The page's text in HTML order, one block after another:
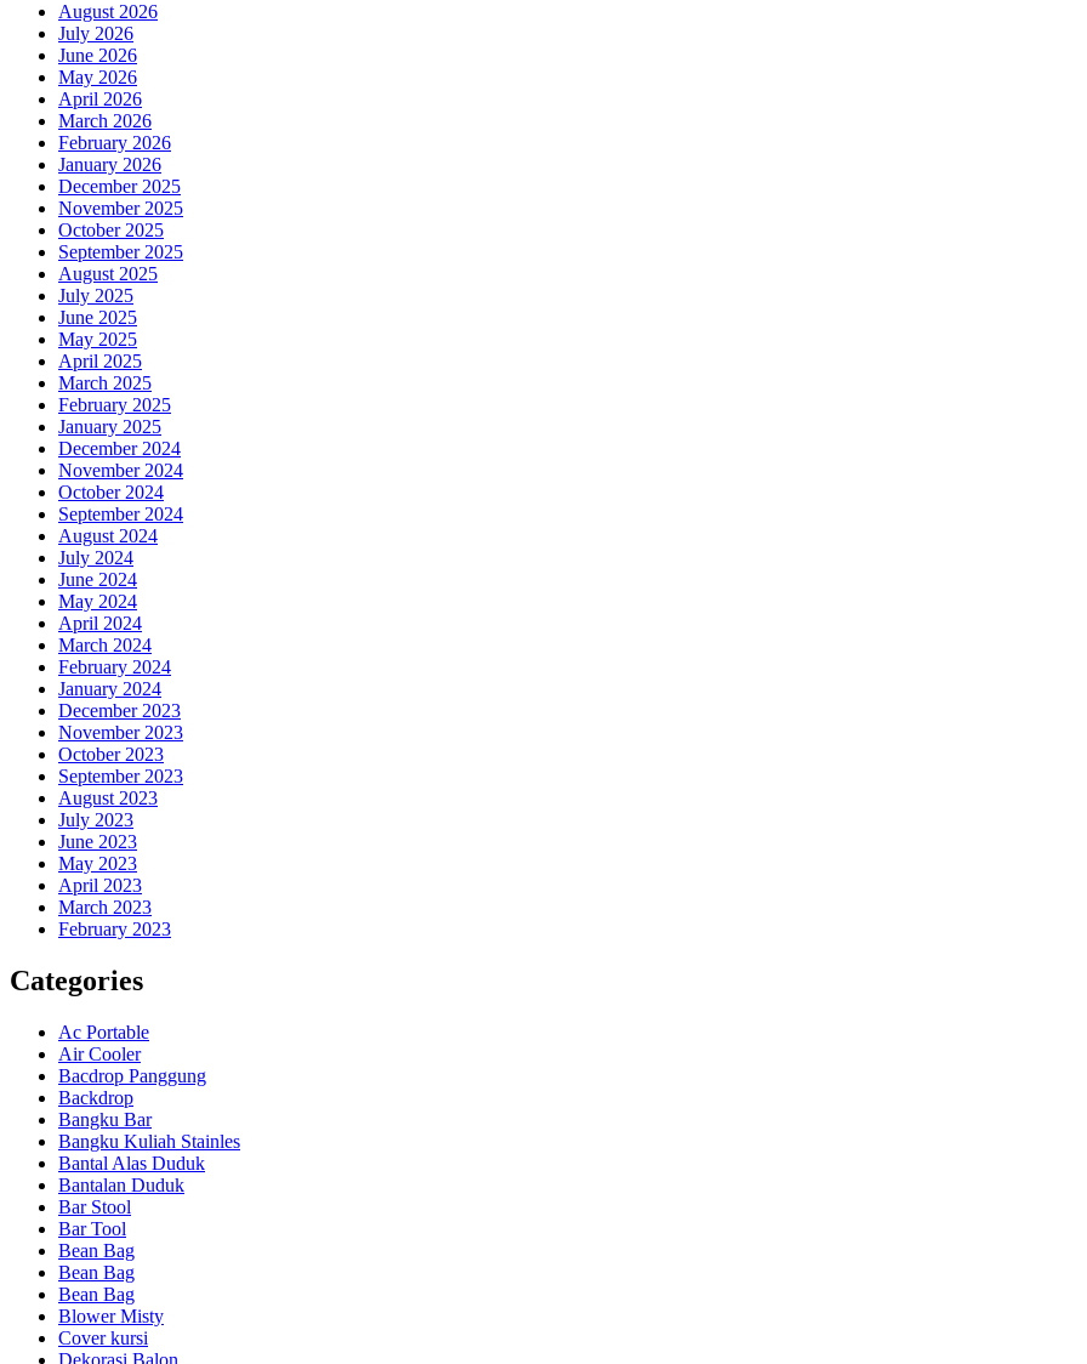
August 2026
July 2026
June 2026
May 2026
April 2026
March 2026
February 2026
January 2026
December 2025
November 2025
October 2025
September 2025
August 2025
July 2025
June 2025
May 2025
April 2025
March 2025
February 2025
January 2025
December 2024
November 2024
October 2024
September 2024
August 2024
July 2024
June 2024
May 2024
April 2024
March 2024
February 2024
January 2024
December 2023
November 2023
October 2023
September 2023
August 2023
July 2023
June 2023
May 2023
April 2023
March 2023
February 2023
Categories
Ac Portable
Air Cooler
Bacdrop Panggung
Backdrop
Bangku Bar
Bangku Kuliah Stainles
Bantal Alas Duduk
Bantalan Duduk
Bar Stool
Bar Tool
Bean Bag
Bean Bag
Bean Bag
Blower Misty
Cover kursi
Dekorasi Balon